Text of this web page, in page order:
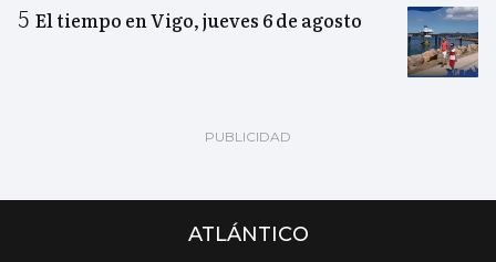
El tiempo en Vigo, jueves 6 de agosto
ATLÁNTICO